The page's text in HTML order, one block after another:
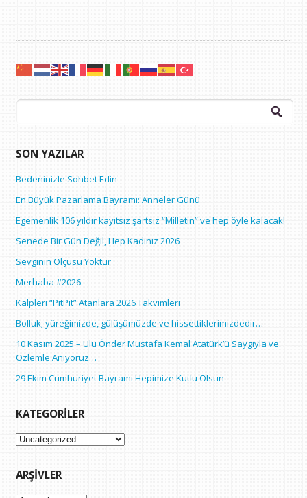
Arama:
SON YAZILAR
Bedeninizle Sohbet Edin
En Büyük Pazarlama Bayramı: Anneler Günü
Egemenlik 106 yıldır kayıtsız şartsız “Milletin” ve hep öyle kalacak!
Senede Bir Gün Değil, Hep Kadınız 2026
Sevginin Ölçüsü Yoktur
Merhaba #2026
Kalpleri “PitPit” Atanlara 2026 Takvimleri
Bolluk; yüreğimizde, gülüşümüzde ve hissettiklerimizdedir…
10 Kasım 2025 – Ulu Önder Mustafa Kemal Atatürk’ü Saygıyla ve
Özlemle Anıyoruz…
29 Ekim Cumhuriyet Bayramı Hepimize Kutlu Olsun
KATEGORILER
Kategoriler
ARŞIVLER